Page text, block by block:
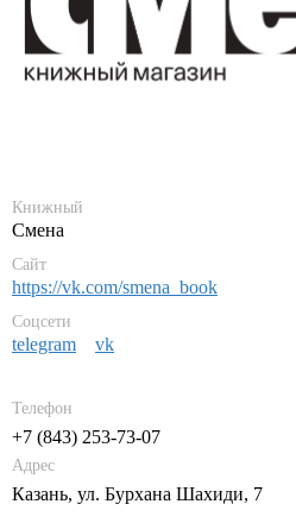
Книжный
Смена
Сайт
https://vk.com/smena_book
Соцсети
telegram vk
Адрес
Казань, ул. Бурхана Шахиди, 7
Телефон
+7 (843) 253-73-07